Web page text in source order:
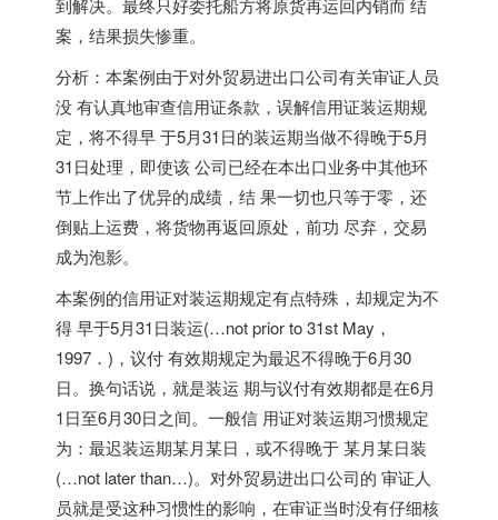
到解决。最终只好委托船方将原货再运回内销而 结
案，结果损失惨重。
分析：本案例由于对外贸易进出口公司有关审证人员
没 有认真地审查信用证条款，误解信用证装运期规
定，将不得早 于5月31日的装运期当做不得晚于5月
31日处理，即使该 公司已经在本出口业务中其他环
节上作出了优异的成绩，结 果一切也只等于零，还
倒贴上运费，将货物再返回原处，前功 尽弃，交易
成为泡影。
本案例的信用证对装运期规定有点特殊，却规定为不
得 早于5月31日装运(…not prior to 31st May，
1997．)，议付 有效期规定为最迟不得晚于6月30
日。换句话说，就是装运 期与议付有效期都是在6月
1日至6月30日之间。一般信 用证对装运期习惯规定
为：最迟装运期某月某日，或不得晚于 某月某日装
(…not later than…)。对外贸易进出口公司的 审证人
员就是受这种习惯性的影响，在审证当时没有仔细核